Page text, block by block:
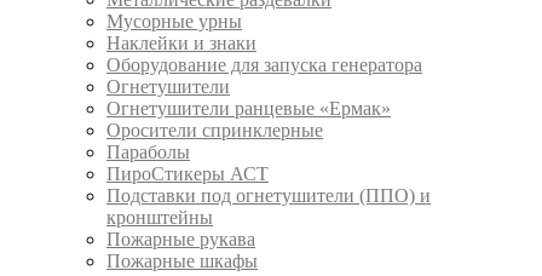
Мусорные урны
Наклейки и знаки
Оборудование для запуска генератора
Огнетушители
Огнетушители ранцевые «Ермак»
Оросители спринклерные
Параболы
ПироСтикеры АСТ
Подставки под огнетушители (ППО) и
кронштейны
Пожарные рукава
Пожарные шкафы